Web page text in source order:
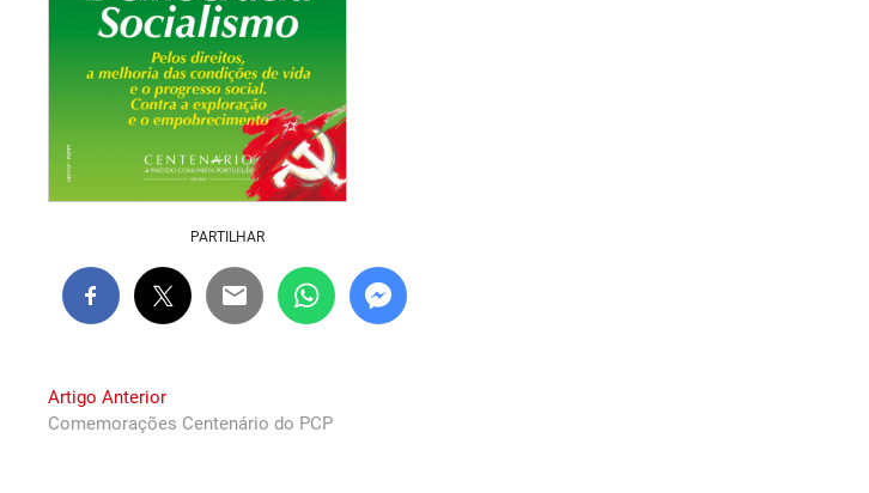
PARTILHAR
Navegação
de
Artigo AnteriorPrevious
post:
Comemorações Centenário do PCP